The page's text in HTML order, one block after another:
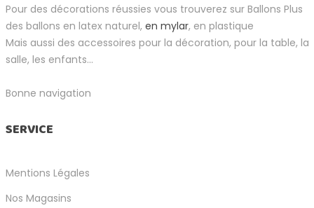
Pour des décorations réussies vous trouverez sur Ballons Plus
des ballons en latex naturel, en mylar, en plastique
Mais aussi des accessoires pour la décoration, pour la table, la
salle, les enfants...
Bonne navigation
SERVICE
Mentions Légales
Nos Magasins